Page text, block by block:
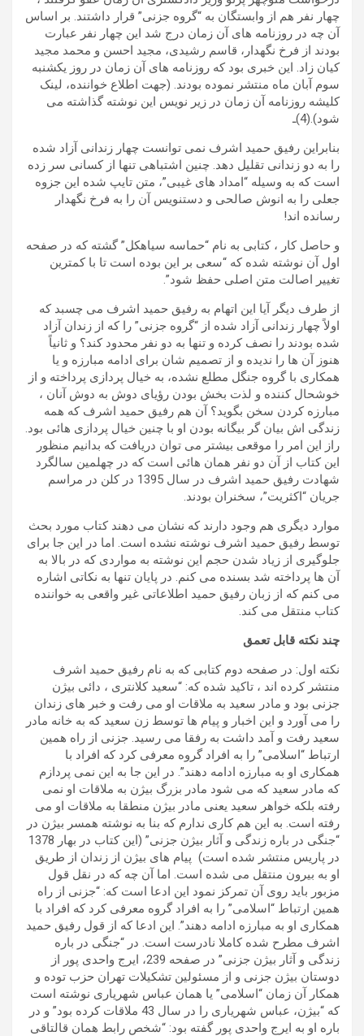
چهار نفر هم از وابستگان به “گروه جزنی” قرار داشتند. بر اساس
آن چه در روزنامه های آن زمان درج شد این چهار نفر عبارت
بودند از فرخ نگهدار، قاسم رشیدی، مجید احسن و محمد مجید
کیان زاد. این خبری بود که روزنامه های آن زمان در روز یکشنبه
سوم آبان ماه منتشر نموده بودند. (جهت اطلاع خواننده، لینک
کلیشه روزنامه آن زمان در زیر نویس این نوشته گذاشته می
شود).(4)ـ
بنابراین رفیق حمید اشرف نمی توانست چهار زندانی آزاد شده
را به دو زندانی تقلیل دهد. چنین اشتباهی تنها از کسانی سر زده
است که به وسیله “امداد های غیبی”، متن تایپ شده این جزوه
جعلی را به انوش صالحی و دستنویس آن را به فرخ نگهدار
رسانده اند!
و حاصل کار ، کتابی به نام “حماسه سیاهکل” گشته که در صفحه
اول آن نوشته شده که “سعی بر این بوده است تا با کمترین
تغییر اصالت متن اصلی حفظ شود”.
از طرف دیگر آیا این اتهام به رفیق حمید اشرف می چسبد که
اولاً چهار زندانی آزاد شده از “گروه جزنی” را که از زندان آزاد
شده بودند را نصف کرده و تنها به دو نفر محدود کند؟ و ثانیاً
هنوز آن ها را ندیده و از تصمیم شان برای ادامه مبارزه و یا
همکاری با گروه جنگل مطلع نشده، به خیال پردازی پرداخته و از
خوشحال کننده و لذت بخش بودن رؤیای دوش به دوش آنان ،
مبارزه کردن سخن بگوید؟ آن هم رفیق حمید اشرف که همه
زندگی اش بیان گر بیگانه بودن او با چنین خیال پردازی هائی بود.
راز این امر را موقعی بیشتر می توان دریافت که بدانیم منظور
این کتاب از آن دو نفر همان هائی است که در چهلمین سالگرد
شهادت رفیق حمید اشرف در سال 1395 در کلن در مراسم
جریان “اکثریت”، سخنران بودند.
موارد دیگری هم وجود دارند که نشان می دهند کتاب مورد بحث
توسط رفیق حمید اشرف نوشته نشده است. اما در این جا برای
جلوگیری از زیاد شدن حجم این نوشته به مواردی که در بالا به
آن ها پرداخته شد بسنده می کنم. در پایان تنها به نکاتی اشاره
می کنم که از زبان رفیق حمید اطلاعاتی غیر واقعی به خواننده
کتاب منتقل می کند.
چند نکته قابل تعمق
نکته اول: در صفحه دوم کتابی که به نام رفیق حمید اشرف
منتشر کرده اند ، تاکید شده که: “سعید کلانتری ، دائی بیژن
جزنی بود و مادر سعید به ملاقات او می رفت و خبر های زندان
را می آورد و این اخبار و پیام ها توسط زن سعید که به خانه مادر
سعید رفت و آمد داشت به رفقا می رسید. جزنی از راه همین
ارتباط “اسلامی” را به افراد گروه معرفی کرد که افراد با
همکاری او به مبارزه ادامه دهند”. در این جا به این نمی پردازم
که مادر سعید که می شود مادر بزرگ بیژن به ملاقات او نمی
رفته بلکه خواهر سعید یعنی مادر بیژن منطقا به ملاقات او می
رفته است. به این هم کاری ندارم که بنا به نوشته همسر بیژن در
“جنگی در باره زندگی و آثار بیژن جزنی” (این کتاب در بهار 1378
در پاریس منتشر شده است) پیام های بیژن از زندان از طریق
او به بیرون منتقل می شده است. اما آن چه که در نقل قول
مزبور باید روی آن تمرکز نمود این ادعا است که: “جزنی از راه
همین ارتباط “اسلامی” را به افراد گروه معرفی کرد که افراد با
همکاری او به مبارزه ادامه دهند”. این ادعا که از قول رفیق حمید
اشرف مطرح شده کاملا نادرست است. در “جنگی در باره
زندگی و آثار بیژن جزنی” در صفحه 239، ایرج واحدی پور از
دوستان بیژن جزنی و از مسئولین تشکیلات تهران حزب توده و
همکار آن زمان “اسلامی” یا همان عباس شهریاری نوشته است
که “بیژن، عباس شهریاری را در سال 43 ملاقات کرده بود” و در
باره او به ایرج واحدی پور گفته بود: “شخص رابط همان قالتاقی